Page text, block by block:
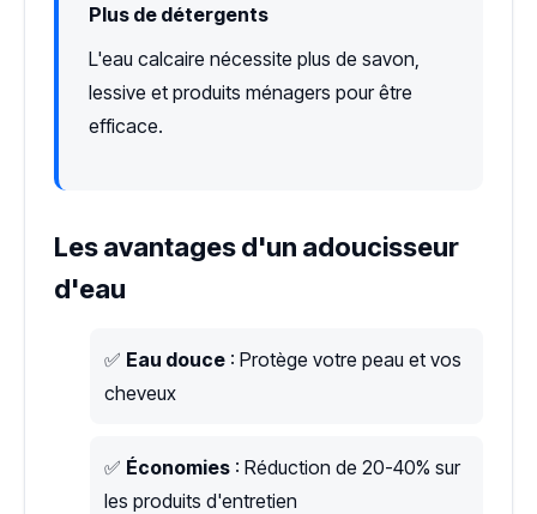
Plus de détergents
L'eau calcaire nécessite plus de savon,
lessive et produits ménagers pour être
efficace.
Les avantages d'un adoucisseur
d'eau
✅ Eau douce : Protège votre peau et vos
cheveux
✅ Économies : Réduction de 20-40% sur
les produits d'entretien